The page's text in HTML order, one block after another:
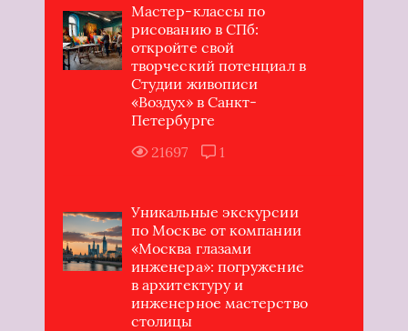
Мастер-классы по
рисованию в СПб:
откройте свой
творческий потенциал в
Студии живописи
«Воздух» в Санкт-
Петербурге
21697
1
Уникальные экскурсии
по Москве от компании
«Москва глазами
инженера»: погружение
в архитектуру и
инженерное мастерство
столицы